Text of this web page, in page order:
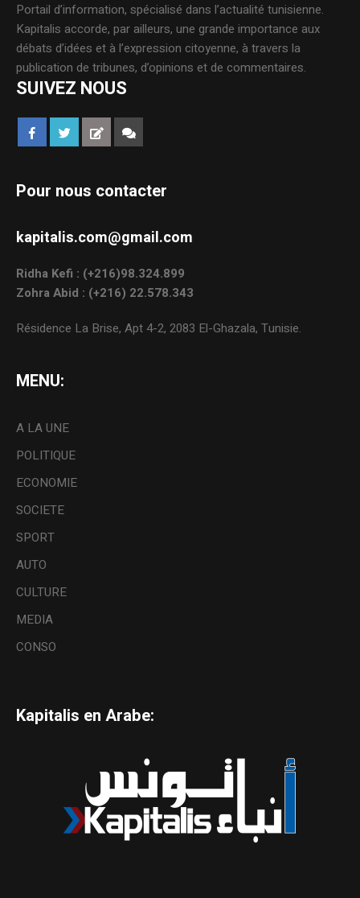
Portail d’information, spécialisé dans l’actualité tunisienne.
Kapitalis accorde, par ailleurs, une grande importance aux
débats d’idées et à l’expression citoyenne, à travers la
publication de tribunes, d’opinions et de commentaires.
SUIVEZ NOUS
Pour nous contacter
kapitalis.com@gmail.com
Ridha Kefi : (+216)98.324.899
Zohra Abid : (+216) 22.578.343
Résidence La Brise, Apt 4-2, 2083 El-Ghazala, Tunisie.
MENU:
A LA UNE
POLITIQUE
ECONOMIE
SOCIETE
SPORT
AUTO
CULTURE
MEDIA
CONSO
Kapitalis en Arabe: